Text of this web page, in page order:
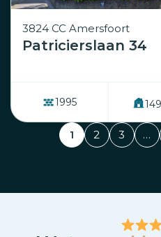
3824 CC Amersfoort
Patricierslaan 34
1995
1 2 3 …